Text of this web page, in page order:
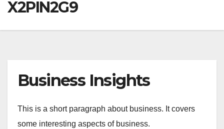
X2PIN2G9
Business Insights
This is a short paragraph about business. It covers
some interesting aspects of business.